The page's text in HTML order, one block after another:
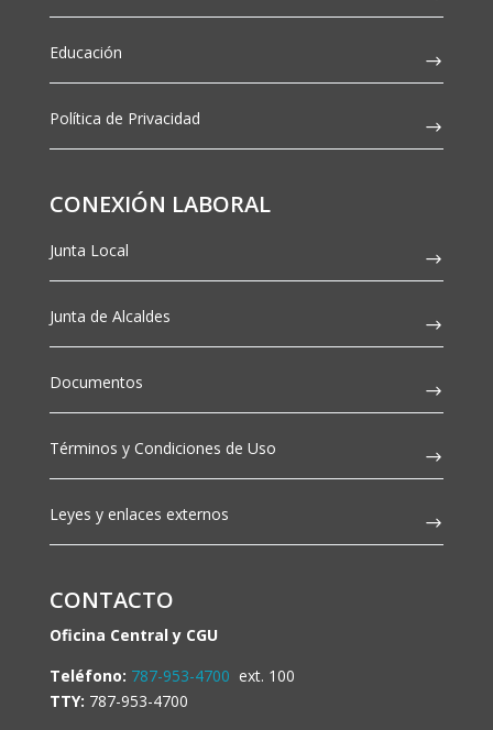
Educación
Política de Privacidad
CONEXIÓN LABORAL
Junta Local
Junta de Alcaldes
Documentos
Términos y Condiciones de Uso
Leyes y enlaces externos
CONTACTO
Oficina Central y CGU
Teléfono: 787-953-4700 ext. 100
TTY: 787-953-4700